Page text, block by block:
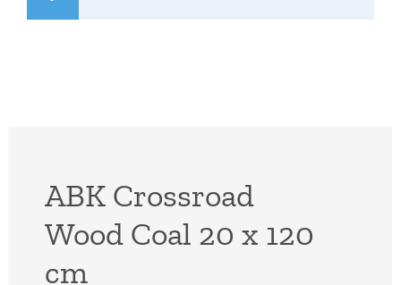
ABK Crossroad
Wood Coal 20 x 120
cm